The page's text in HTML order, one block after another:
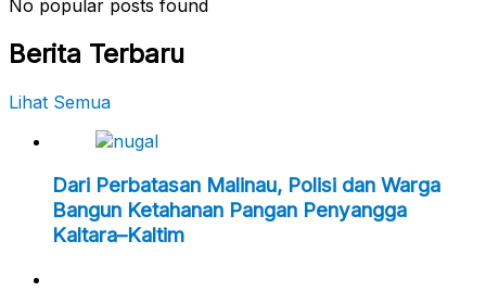
No popular posts found
Berita Terbaru
Lihat Semua
Dari Perbatasan Malinau, Polisi dan Warga
Bangun Ketahanan Pangan Penyangga
Kaltara–Kaltim